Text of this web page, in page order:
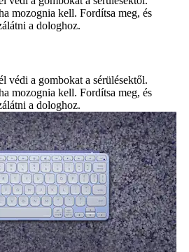
mozognia kell. Fordítsa meg, és
a dologhoz.
védi a gombokat a sérülésektől.
mozognia kell. Fordítsa meg, és
a dologhoz.